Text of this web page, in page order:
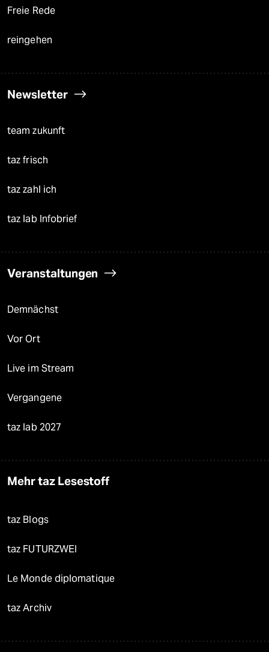
Freie Rede
reingehen
Newsletter
team zukunft
taz frisch
taz zahl ich
taz lab Infobrief
Veranstaltungen
Demnächst
Vor Ort
Live im Stream
Vergangene
taz lab 2027
Mehr taz Lesestoff
taz Blogs
taz FUTURZWEI
Le Monde diplomatique
taz Archiv